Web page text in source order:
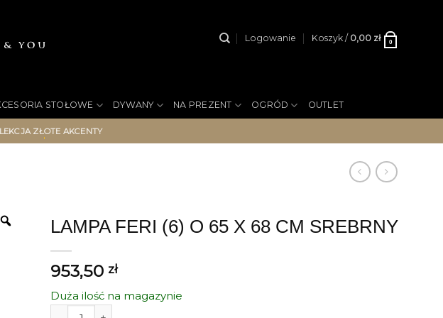
Logowanie Koszyk / 0,00 zł 0
STOŁOWE DYWANY NA PREZENT OGRÓD OUTLET
ZŁOTE AKCENTY
LAMPA FERI (6) O 65 X 68 CM SREBRNY
953,50 zł
Duża ilość na magazynie
ilość LAMPA FERI (6) O 65 X 68 CM SREBRNY